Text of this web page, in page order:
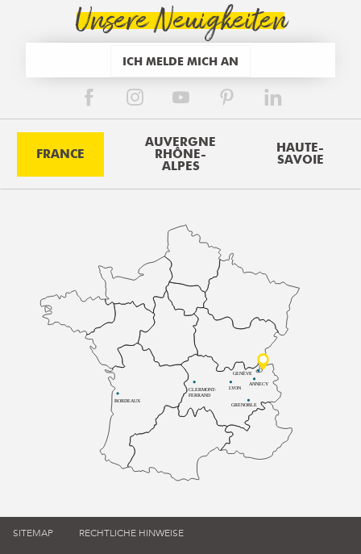
Unsere Neuigkeiten
ICH MELDE MICH AN
FRANCE
AUVERGNE
RHÔNE-
ALPES
HAUTE-
SAVOIE
BORDEAUX
CLERMONT-
FERRAND
LYON
ANNECY
GRENOBLE
GENÈVE
SITEMAP RECHTLICHE HINWEISE